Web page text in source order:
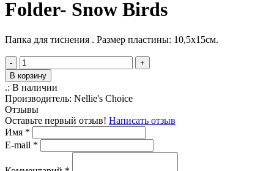
Folder- Snow Birds
Папка для тиснения . Размер пластины: 10,5х15см.
-
+
В корзину
.: В наличии
Производитель: Nellie's Choice
Отзывы
Оставьте первый отзыв! Написать отзыв
Имя *
E-mail *